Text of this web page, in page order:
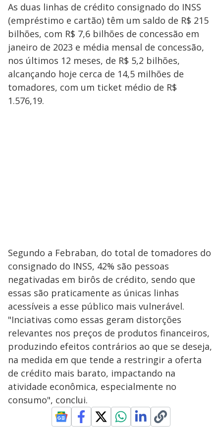
As duas linhas de crédito consignado do INSS
(empréstimo e cartão) têm um saldo de R$ 215
bilhões, com R$ 7,6 bilhões de concessão em
janeiro de 2023 e média mensal de concessão,
nos últimos 12 meses, de R$ 5,2 bilhões,
alcançando hoje cerca de 14,5 milhões de
tomadores, com um ticket médio de R$
1.576,19.
Segundo a Febraban, do total de tomadores do
consignado do INSS, 42% são pessoas
negativadas em birôs de crédito, sendo que
essas são praticamente as únicas linhas
acessíveis a esse público mais vulnerável.
"Inciativas como essas geram distorções
relevantes nos preços de produtos financeiros,
produzindo efeitos contrários ao que se deseja,
na medida em que tende a restringir a oferta
de crédito mais barato, impactando na
atividade econômica, especialmente no
consumo", conclui.